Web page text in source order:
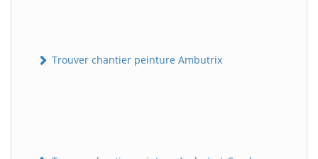
Trouver chantier peinture Ambutrix